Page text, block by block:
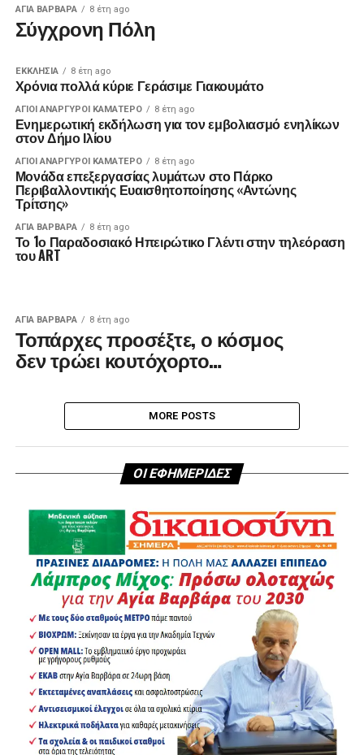
ΑΓΙΑ ΒΑΡΒΑΡΑ 8 έτη ago
Σύγχρονη Πόλη
ΕΚΚΛΗΣΊΑ 8 έτη ago
Χρόνια πολλά κύριε Γεράσιμε Γιακουμάτο
ΑΓΙΟΙ ΑΝΑΡΓΥΡΟΙ ΚΑΜΑΤΕΡΟ 8 έτη ago
Ενημερωτική εκδήλωση για τον εμβολιασμό ενηλίκων
στον Δήμο Ιλίου
ΑΓΙΟΙ ΑΝΑΡΓΥΡΟΙ ΚΑΜΑΤΕΡΟ 8 έτη ago
Μονάδα επεξεργασίας λυμάτων στο Πάρκο
Περιβαλλοντικής Ευαισθητοποίησης «Αντώνης
Τρίτσης»
ΑΓΙΑ ΒΑΡΒΑΡΑ 8 έτη ago
Το 1ο Παραδοσιακό Ηπειρώτικο Γλέντι στην τηλεόραση
του ART
ΑΓΙΑ ΒΑΡΒΑΡΑ 8 έτη ago
Τοπάρχες προσέξτε, ο κόσμος
δεν τρώει κουτόχορτο…
MORE POSTS
ΟΙ ΕΦΗΜΕΡΙΔΕΣ